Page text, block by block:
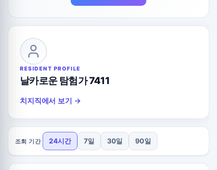
RESIDENT PROFILE
날카로운 탐험가 7411
치지직에서 보기 →
조회 기간 24시간 7일 30일 90일